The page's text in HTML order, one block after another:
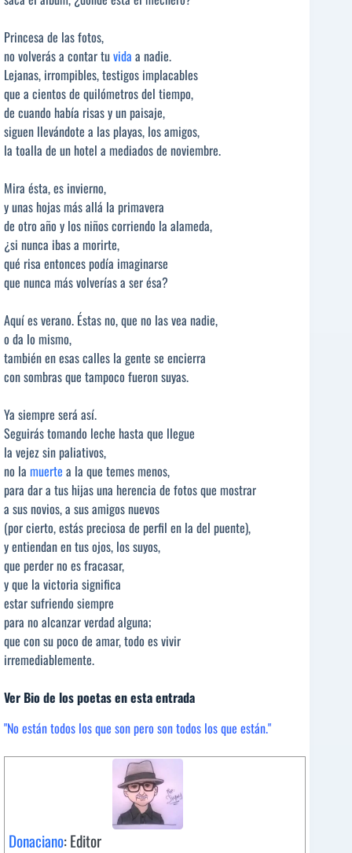
Princesa de las fotos,
no volverás a contar tuvida a nadie.
Lejanas, irrompibles, testigos implacables
que a cientos de quilómetros del tiempo,
de cuando había risas y un paisaje,
siguen llevándote a las playas, los amigos,
la toalla de un hotel a mediados de noviembre.
Mira ésta, es invierno,
y unas hojas más allá la primavera
de otro año y los niños corriendo la alameda,
¿si nunca ibas a morirte,
qué risa entonces podía imaginarse
que nunca más volverías a ser ésa?
Aquí es verano. Éstas no, que no las vea nadie,
o da lo mismo,
también en esas calles la gente se encierra
con sombras que tampoco fueron suyas.
Ya siempre será así.
Seguirás tomando leche hasta que llegue
la vejez sin paliativos,
no la muerte a la que temes menos,
para dar a tus hijas una herencia de fotos que mostrar
a sus novios, a sus amigos nuevos
(por cierto, estás preciosa de perfil en la del puente),
y entiendan en tus ojos, los suyos,
que perder no es fracasar,
y que la victoria significa
estar sufriendo siempre
para no alcanzar verdad alguna;
que con su poco de amar, todo es vivir
irremediablemente.
Ver Bio de los poetas en esta entrada
"No están todos los que son pero son todos los que están."
Donaciano: Editor